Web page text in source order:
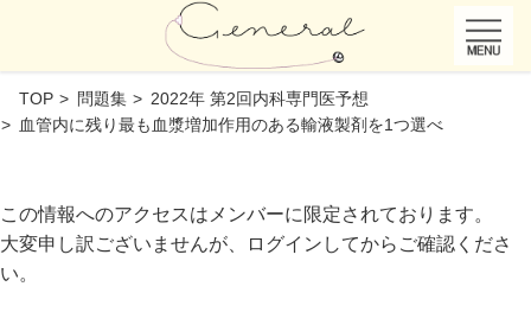
TOP 問題集
2022年 第2回内科専門医予想
血管内に残り最も血漿増加作用のある輸液製剤を1つ選べ
この情報へのアクセスはメンバーに限定されております。
大変申し訳ございませんが、ログインしてからご確認くださ
い。